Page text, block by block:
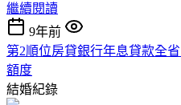
繼續閱讀
9年前
第2順位房貸銀行年息貸款全
額度
結婚紀錄